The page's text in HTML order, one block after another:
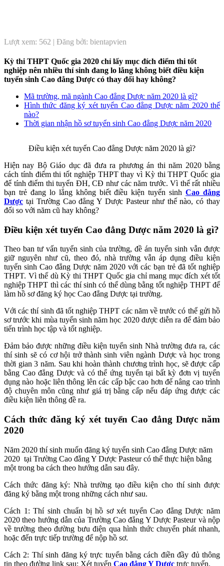
Lượt xem: 562 | Đăng bởi: bientapvien
Kỳ thi THPT Quốc gia 2020 chỉ lấy mục đích điểm thi tốt
nghiệp nên nhiều thí sinh đang lo lắng không biết điều kiện
tuyển sinh Cao đẳng Dược có thay đổi hay không?
Mã trường, mã ngành Cao đẳng Dược năm 2020 là gì?
Hình thức đăng ký xét tuyển Cao đẳng Dược năm 2020 thế
nào?
Thời gian nhận hồ sơ tuyển sinh Cao đẳng Dược năm 2020
Điều kiện xét tuyển Cao đẳng Dược năm 2020 là gì?
Hiện nay Bộ Giáo dục đã đưa ra phương án thi năm 2020 bằng
cách tính điểm thi tốt nghiệp THPT thay vì Kỳ thi THPT Quốc gia
để tính điểm thi tuyển ĐH, CĐ như các năm trước. Vì thế rất nhiều
bạn trẻ đang lo lắng không biết điều kiện tuyển sinhCao đẳng
Dược tại Trường Cao đẳng Y Dược Pasteur như thế nào, có thay
đổi so với năm cũ hay không?
Điều kiện xét tuyển Cao đẳng Dược năm 2020 là gì?
Theo ban tư vấn tuyển sinh của trường, đề án tuyển sinh vẫn được
giữ nguyên như cũ, theo đó, nhà trường vẫn áp dụng điều kiện
tuyển sinh Cao đẳng Dược năm 2020 với các bạn trẻ đã tốt nghiệp
THPT. Vì thế dù Kỳ thi THPT Quốc gia chỉ mang mục đích xét tốt
nghiệp THPT thì các thí sinh có thể dùng bằng tốt nghiệp THPT để
làm hồ sơ đăng ký học Cao đẳng Dược tại trường.
Với các thí sinh đã tốt nghiệp THPT các năm về trước có thể gửi hồ
sơ trước khi mùa tuyển sinh năm học 2020 được diễn ra để đảm bảo
tiến trình học tập và tốt nghiệp.
Đảm bảo được những điều kiện tuyển sinh Nhà trường đưa ra, các
thí sinh sẽ có cơ hội trở thành sinh viên ngành Dược và học trong
thời gian 3 năm. Sau khi hoàn thành chương trình học, sẽ được cấp
bằng Cao đẳng Dược và có thể ứng tuyển tại bất kỳ đơn vị tuyển
dụng nào hoặc liên thông lên các cấp bậc cao hơn để nâng cao trình
độ chuyên môn cũng như giá trị bằng cấp nếu đáp ứng được các
điều kiện liên thông đề ra.
Cách thức đăng ký xét tuyển Cao đẳng Dược năm
2020
Năm 2020 thí sinh muốn đăng ký tuyển sinh Cao đẳng Dược năm
2020 tại Trường Cao đẳng Y Dược Pasteur có thể thực hiện bằng
một trong ba cách theo hướng dẫn sau đây.
Cách thức đăng ký: Nhà trường tạo điều kiện cho thí sinh được
đăng ký bằng một trong những cách như sau.
Cách 1: Thí sinh chuẩn bị hồ sơ xét tuyển Cao đẳng Dược năm
2020 theo hướng dẫn của Trường Cao đẳng Y Dược Pasteur và nộp
về trường theo đường bưu điện qua hình thức chuyển phát nhanh,
hoặc đến trực tiếp trường để nộp hồ sơ.
Cách 2: Thí sinh đăng ký trực tuyến bằng cách điền đầy đủ thông
tin theo đường link sau: Xét tuyển Cao đẳng Y Dược trực tuyến.